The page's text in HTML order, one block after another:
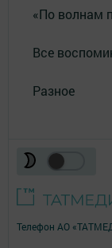
«По волнам
Все
Разное
Телефон АО